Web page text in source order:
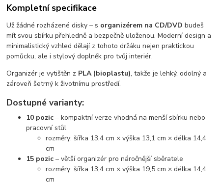
Kompletní specifikace
Už žádné rozházené disky – s organizérem na CD/DVD budeš
mít svou sbírku přehledně a bezpečně uloženou. Moderní design a
minimalistický vzhled dělají z tohoto držáku nejen praktickou
pomůcku, ale i stylový doplněk pro tvůj interiér.
Organizér je vytištěn z PLA (bioplastu), takže je lehký, odolný a
zároveň šetrný k životnímu prostředí.
Dostupné varianty:
10 pozic – kompaktní verze vhodná na menší sbírku nebo
pracovní stůl
rozměry: šířka 13,4 cm × výška 13,1 cm × délka 14,4
cm
15 pozic – větší organizér pro náročnější sběratele
rozměry: šířka 13,4 cm × výška 19,5 cm × délka 14,4
cm